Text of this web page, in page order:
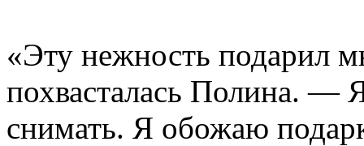
«Эту нежность
похвасталась Полина. —
снимать. Я обожаю